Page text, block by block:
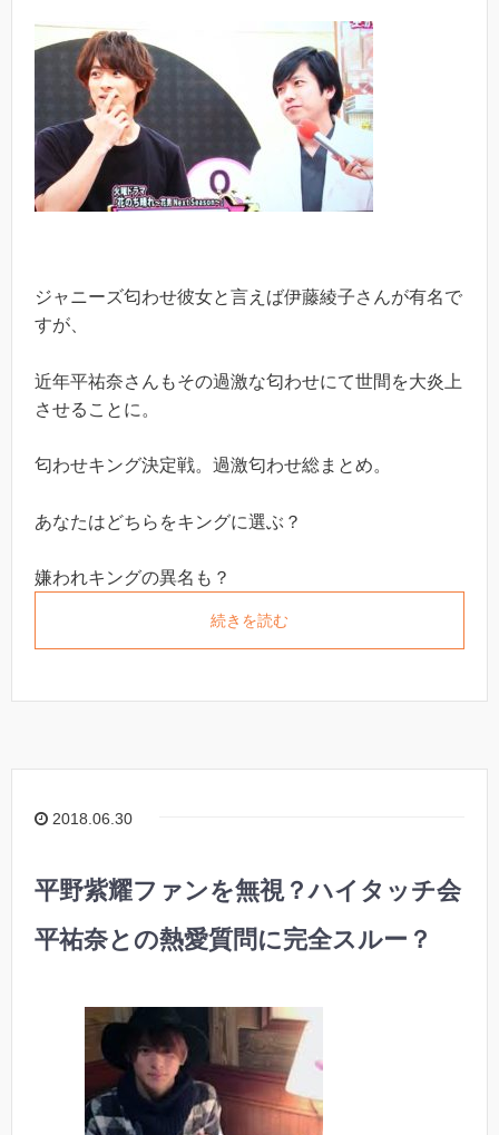
ジャニーズ匂わせ彼女と言えば伊藤綾子さんが有名で
すが、
近年平祐奈さんもその過激な匂わせにて世間を大炎上
させることに。
匂わせキング決定戦。過激匂わせ総まとめ。
あなたはどちらをキングに選ぶ？
嫌われキングの異名も？
続きを読む
2018.06.30
平野紫耀ファンを無視？ハイタッチ会
平祐奈との熱愛質問に完全スルー？